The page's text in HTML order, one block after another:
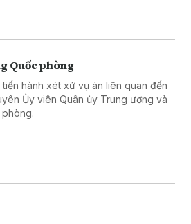
Quốc phòng
hành xét xử vụ án liên quan đến
Ủy viên Quân ủy Trung ương và